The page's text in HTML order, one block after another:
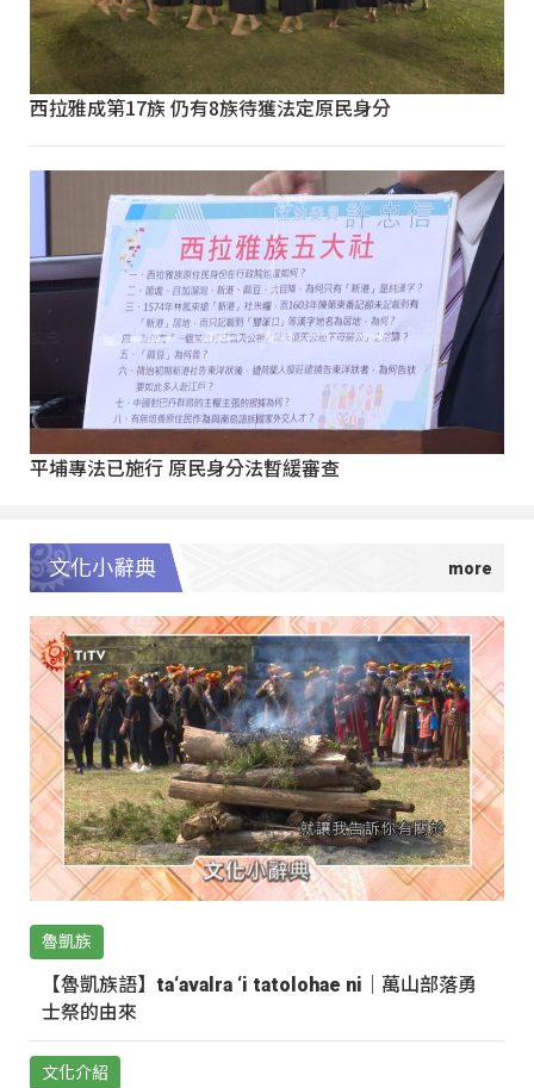
西拉雅成第17族 仍有8族待獲法定原民身分
平埔專法已施行 原民身分法暫緩審查
文化小辭典
魯凱族
【魯凱族語】ta‘avalra ‘i tatolohae ni｜萬山部落勇
士祭的由來
文化介紹